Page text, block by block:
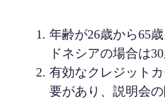
年齢が26歳から65
ドネシアの場合は
有効なクレジット
要があり、説明会